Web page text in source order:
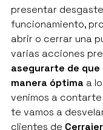
presentar
funcionamiento,
abrir o cerrar una
varias acciones
asegurarte de
manera óptima a
venimos a
te vamos a
clientes de